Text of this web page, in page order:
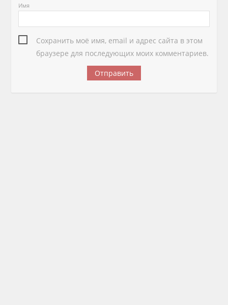
Имя
Сохранить моё имя, email и адрес сайта в этом
браузере для последующих моих комментариев.